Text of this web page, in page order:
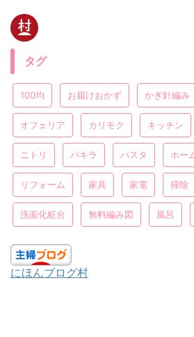
タグ
100均 お届けおかず かぎ針編み
オフェリア カリモク キッチン
ニトリ パキラ パスタ ホー
リフォーム 家具 家電 掃除
洗面化粧台 無料編み図 風呂
にほんブログ村